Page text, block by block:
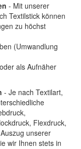
- Mit unserer
Textilstick können
zu höchst
(Umwandlung
als Aufnäher
- Je nach Textilart,
Flexdruck,
unserer
wir Ihnen stets in